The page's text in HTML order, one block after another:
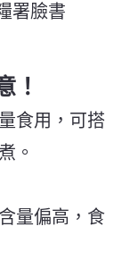
署臉書
！
食用，可搭
。
量偏高，食